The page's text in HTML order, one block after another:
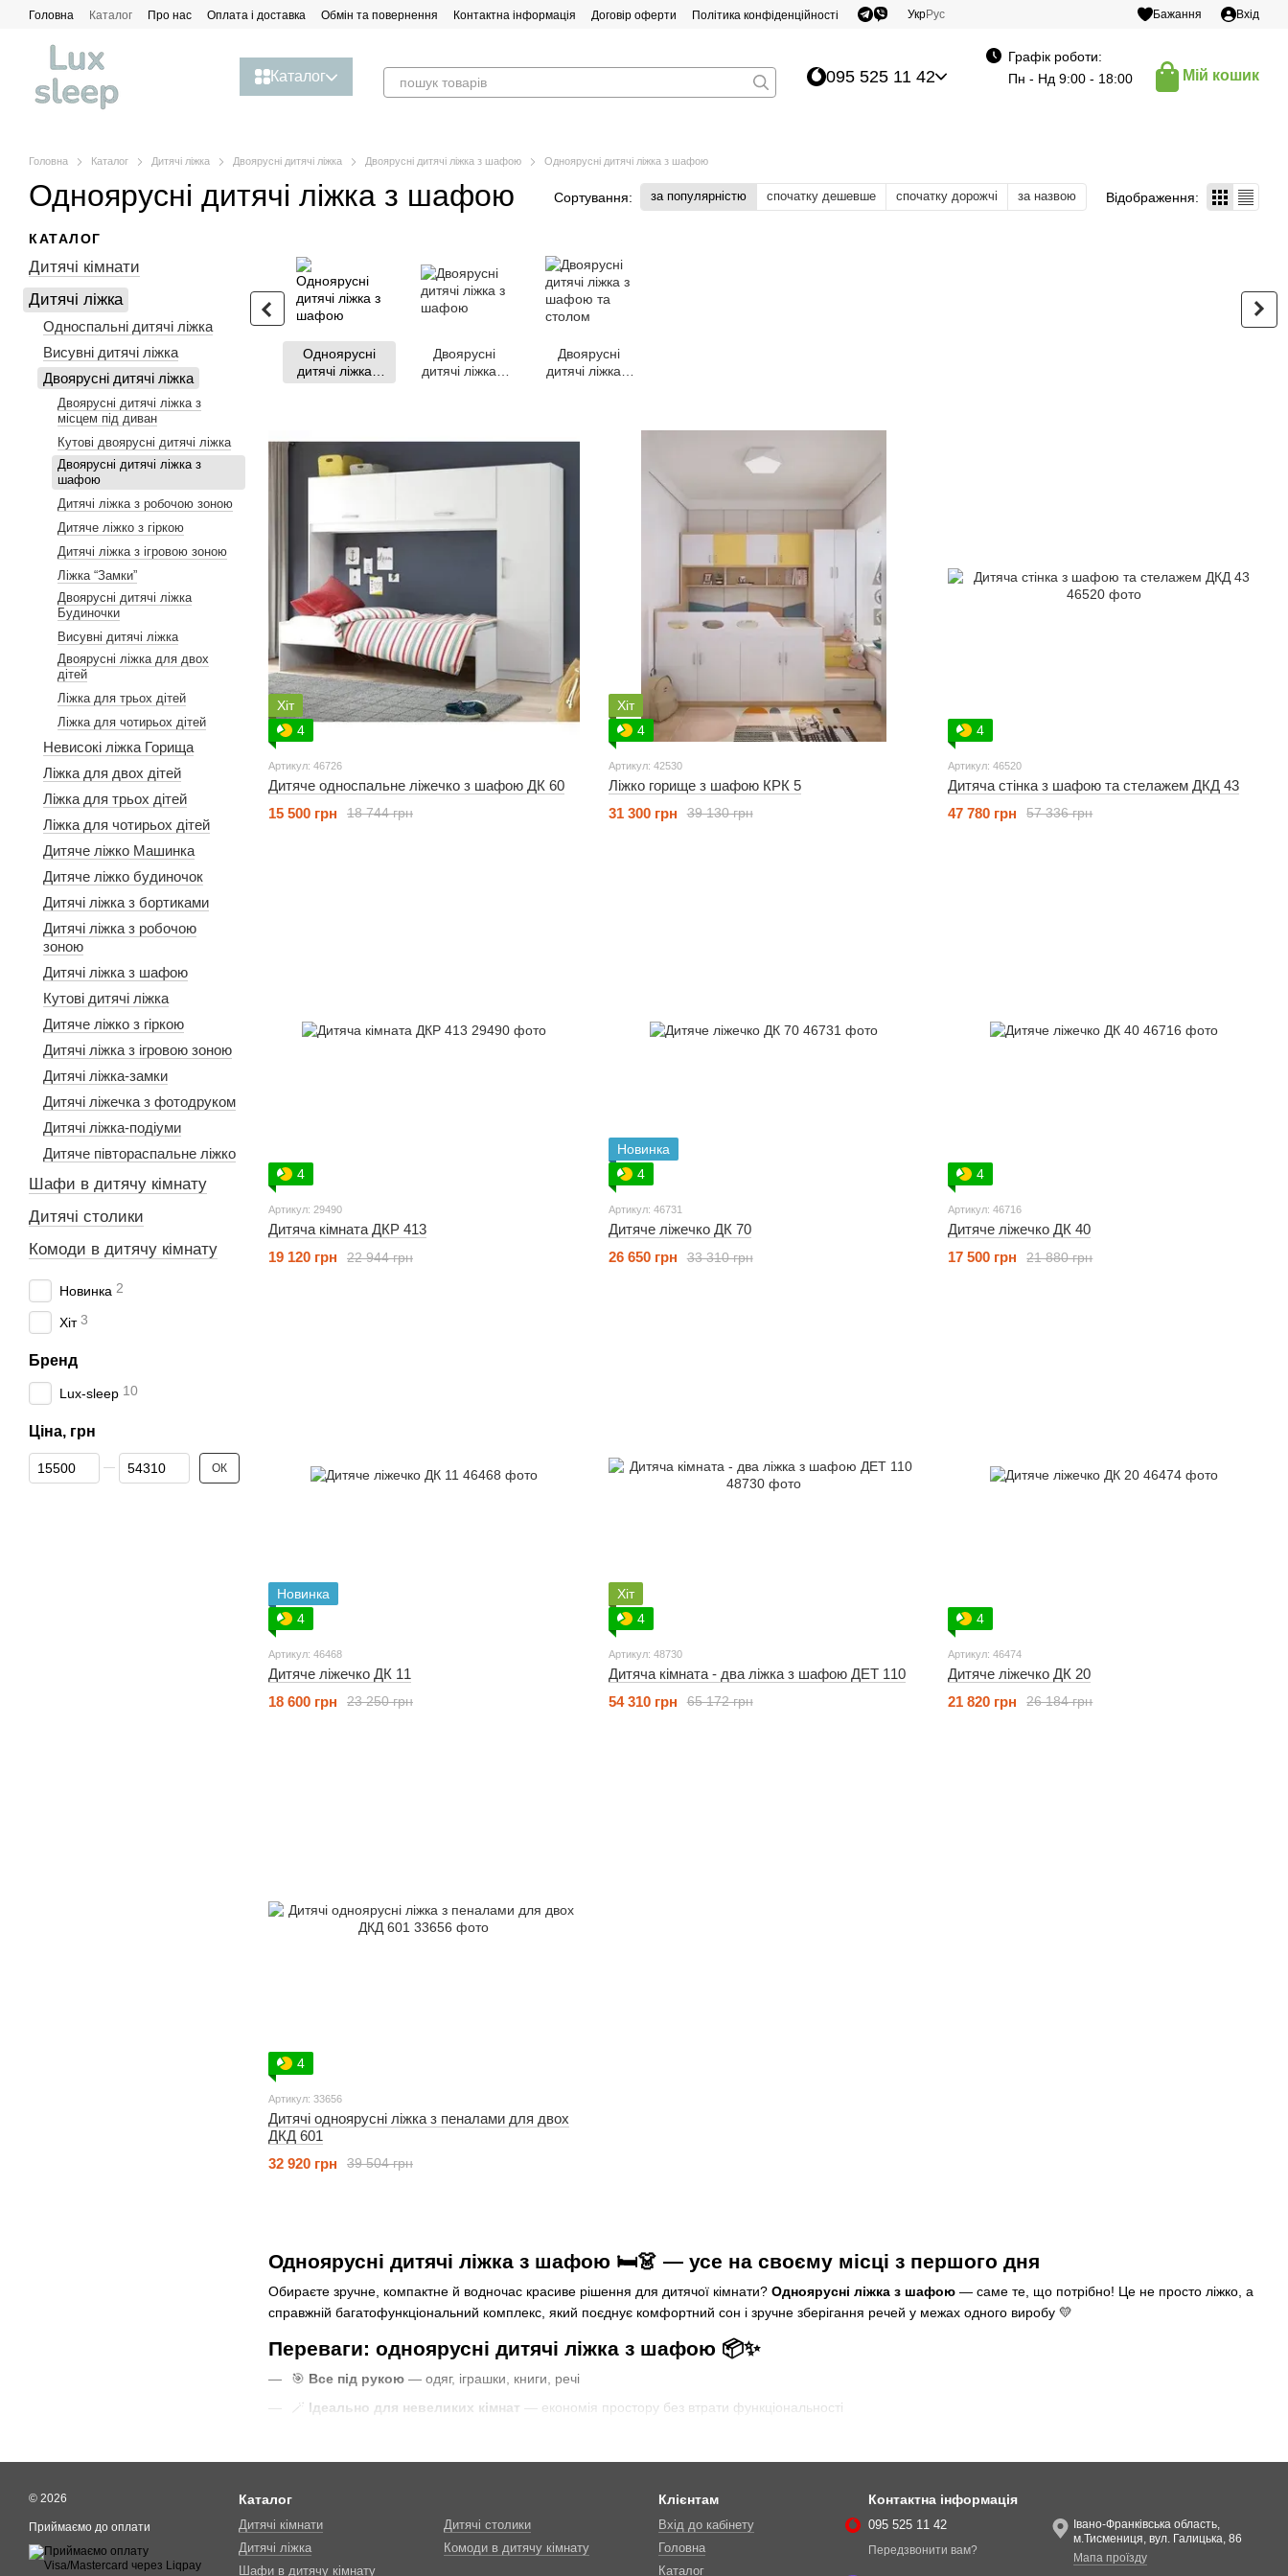
Перейти до основного контенту
Головна Каталог Про нас Оплата і доставка Обмін та повернення Контактна інформація Договір оферти Політика конфіденційності УкрРус Бажання Вхід
Каталог 095 525 11 42
Графік роботи:
Пн - Нд 9:00 - 18:00
Мій кошик
Головна Каталог Дитячі ліжка Двоярусні дитячі ліжка Двоярусні дитячі ліжка з шафою Одноярусні дитячі ліжка з шафою
Одноярусні дитячі ліжка з шафою Сортування: за популярністю спочатку дешевше спочатку дорожчі за назвою Відображення:
Одноярусні
дитячі ліжка з
шафою
Двоярусні
дитячі ліжка з
Двоярусні
дитячі ліжка з
Одноярусні дитячі ліжка з шафою 🛏️👗 — усе на своєму місці з першого дня
Обираєте зручне, компактне й водночас красиве рішення для дитячої кімнати? Одноярусні ліжка з шафою — саме те, що потрібно! Це не просто ліжко, а
справжній багатофункціональний комплекс, який поєднує комфортний сон і зручне зберігання речей у межах одного виробу 💛
Переваги: одноярусні дитячі ліжка з шафою 📦✨
🎯 Все під рукою — одяг, іграшки, книги, речі
🪄 Ідеально для невеликих кімнат — економія простору без втрати функціональності
🛏️Комфортний сон— низьке розташування спального місця ідеальне для молодших діток
Як вибрати: одноярусне ліжко з шафою для дитини? 🤔
Щоб зробити правильний вибір, зверніть увагу на кілька простих речей:
👶Вік дитини: Для малюків — низькі бортики, простий доступ до ліжка. Для дітей від 5 років — більше місць для зберігання, додаткові полиці.
Хіт
4
Артикул: 46726
Дитяче односпальне ліжечко з шафою ДК 60
18 744 грн
15 500 грн
Хіт
4
Артикул: 42530
Ліжко горище з шафою КРК 5
39 130 грн
31 300 грн
4
Артикул: 46520
Дитяча стінка з шафою та стелажем ДКД 43
57 336 грн
47 780 грн
4
Артикул: 29490
Дитяча кімната ДКР 413
22 944 грн
19 120 грн
Новинка
4
Артикул: 46731
Дитяче ліжечко ДК 70
33 310 грн
26 650 грн
4
Артикул: 46716
Дитяче ліжечко ДК 40
21 880 грн
17 500 грн
Новинка
4
Артикул: 46468
Дитяче ліжечко ДК 11
23 250 грн
18 600 грн
Хіт
4
Артикул: 48730
Дитяча кімната - два ліжка з шафою ДЕТ 110
65 172 грн
54 310 грн
4
Артикул: 46474
Дитяче ліжечко ДК 20
26 184 грн
21 820 грн
4
Артикул: 33656
Дитячі одноярусні ліжка з пеналами для двох
ДКД 601
39 504 грн
32 920 грн
КАТАЛОГ
Дитячі кімнати
Дитячі ліжка
Односпальні дитячі ліжка
Висувні дитячі ліжка
Двоярусні дитячі ліжка
Двоярусні дитячі ліжка з
місцем під диван
Кутові двоярусні дитячі ліжка
Двоярусні дитячі ліжка з
шафою
Дитячі ліжка з робочою зоною
Дитяче ліжко з гіркою
Дитячі ліжка з ігровою зоною
Ліжка “Замки”
Двоярусні дитячі ліжка
Будиночки
Висувні дитячі ліжка
Двоярусні ліжка для двох
дітей
Ліжка для трьох дітей
Ліжка для чотирьох дітей
Невисокі ліжка Горища
Ліжка для двох дітей
Ліжка для трьох дітей
Ліжка для чотирьох дітей
Дитяче ліжко Машинка
Дитяче ліжко будиночок
Дитячі ліжка з бортиками
Дитячі ліжка з робочою
зоною
Дитячі ліжка з шафою
Кутові дитячі ліжка
Дитяче ліжко з гіркою
Дитячі ліжка з ігровою зоною
Дитячі ліжка-замки
Дитячі ліжечка з фотодруком
Дитячі ліжка-подіуми
Дитяче півтораспальне ліжко
Шафи в дитячу кімнату
Дитячі столики
Комоди в дитячу кімнату
Новинка 2
Хіт 3
Бренд
Lux-sleep 10
Ціна, грн
Від Ціна, грн
До Ціна, грн ОК
© 2026
Приймаємо до оплати
Каталог
Дитячі кімнати
Дитячі ліжка
Шафи в дитячу кімнату
Дитячі столики
Комоди в дитячу кімнату
Клієнтам
Вхід до кабінету
Головна
Каталог
Контактна інформація
095 525 11 42
Передзвонити вам?
Івано-Франківська область,
м.Тисмениця, вул. Галицька, 86
Мапа проїзду